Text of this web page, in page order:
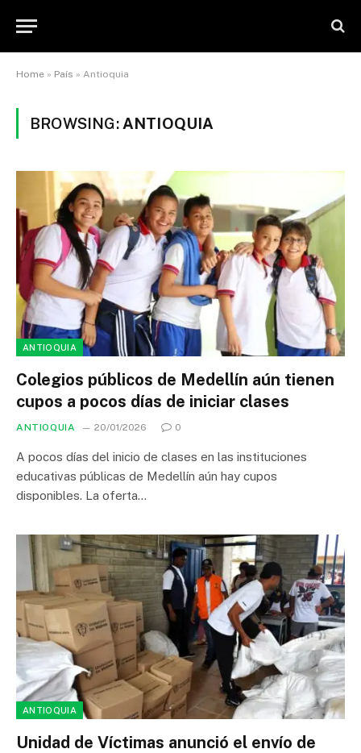
Home » País » Antioquia
BROWSING: ANTIOQUIA
ANTIOQUIA
Colegios públicos de Medellín aún tienen
cupos a pocos días de iniciar clases
ANTIOQUIA 20/01/2026 0
A pocos días del inicio de clases en las instituciones
educativas públicas de Medellín aún hay cupos
disponibles. La oferta…
ANTIOQUIA
Unidad de Víctimas anunció el envío de